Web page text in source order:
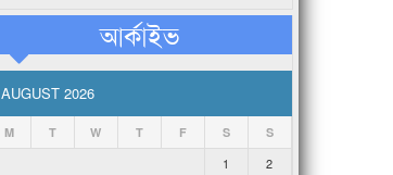
আর্কাইভ
AUGUST 2026
M T W T F S S
1
2